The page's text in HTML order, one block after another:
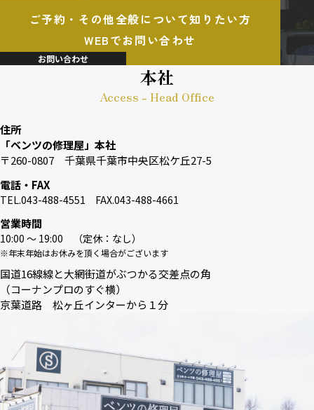
ご予約・その他全般について知りたい方
WEBでお問い合わせ
お問い合わせ
本社
Access - Head Office
住所
「ベンツの修理屋」本社
〒260-0807 千葉県千葉市中央区松ケ丘27-5
電話・FAX
TEL.043-488-4551 FAX.043-488-4661
営業時間
10:00 〜 19:00 （定休：なし）
※年末年始はお休みを頂く場合がございます
国道16線線と大網街道がぶつかる交差点の角
（コーナンプロのすぐ横）
京葉道路 松ヶ丘インターから１分